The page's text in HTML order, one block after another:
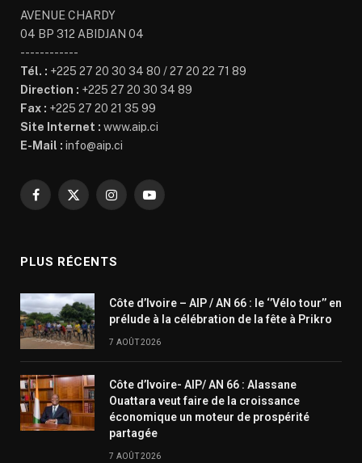
AVENUE CHARDY
04 BP 312 ABIDJAN 04
------------
Tél. : +225 27 20 30 34 80 / 27 20 22 71 89
Direction : +225 27 20 30 34 89
Fax : +225 27 20 21 35 99
Site Internet : www.aip.ci
E-Mail : info@aip.ci
Facebook
X
InstagramYouTube
PLUS RÉCENTS
Côte d’Ivoire – AIP / AN 66 : le ‘’Vélo tour’’ en
prélude à la célébration de la fête à Prikro
7 AOÛT 2026
Côte d’Ivoire- AIP/ AN 66 : Alassane
Ouattara veut faire de la croissance
économique un moteur de prospérité
partagée
7 AOÛT 2026